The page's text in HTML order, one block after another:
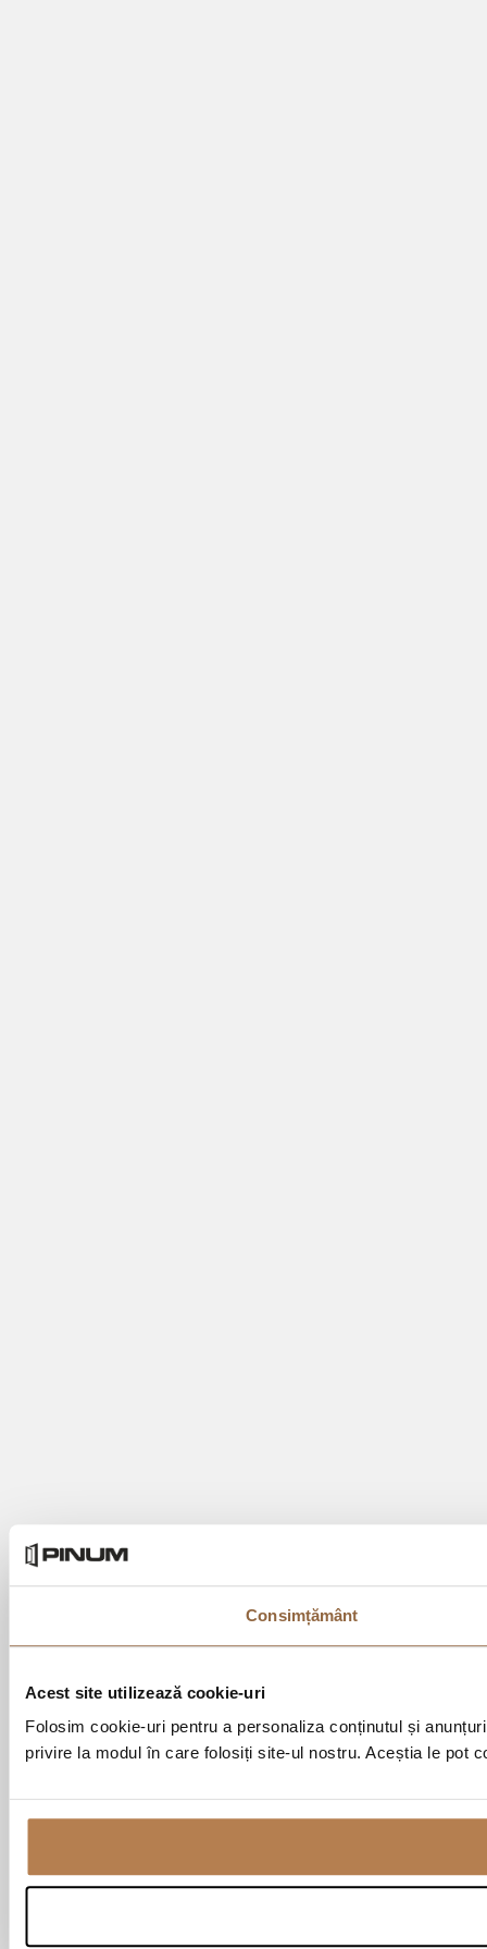
Consimțământ
Acest site utilizează cookie-uri
Folosim cookie-uri pentru a personaliza conținutul și
privire la modul în care folosiți site-ul nostru. Aceștia le pot